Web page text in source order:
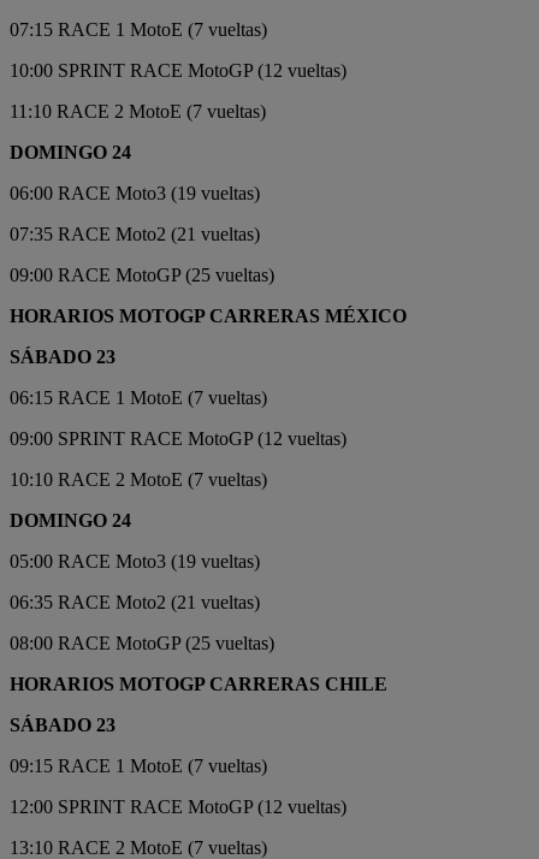
07:15 RACE 1 MotoE (7 vueltas)
10:00 SPRINT RACE MotoGP (12 vueltas)
11:10 RACE 2 MotoE (7 vueltas)
DOMINGO 24
06:00 RACE Moto3 (19 vueltas)
07:35 RACE Moto2 (21 vueltas)
09:00 RACE MotoGP (25 vueltas)
HORARIOS MOTOGP CARRERAS MÉXICO
SÁBADO 23
06:15 RACE 1 MotoE (7 vueltas)
09:00 SPRINT RACE MotoGP (12 vueltas)
10:10 RACE 2 MotoE (7 vueltas)
DOMINGO 24
05:00 RACE Moto3 (19 vueltas)
06:35 RACE Moto2 (21 vueltas)
08:00 RACE MotoGP (25 vueltas)
HORARIOS MOTOGP CARRERAS CHILE
SÁBADO 23
09:15 RACE 1 MotoE (7 vueltas)
12:00 SPRINT RACE MotoGP (12 vueltas)
13:10 RACE 2 MotoE (7 vueltas)